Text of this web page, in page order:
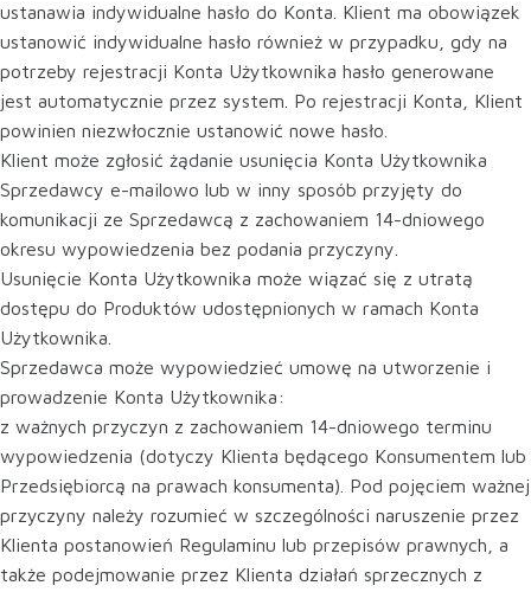
ustanawia indywidualne hasło do Konta. Klient ma obowiązek
ustanowić indywidualne hasło również w przypadku, gdy na
potrzeby rejestracji Konta Użytkownika hasło generowane
jest automatycznie przez system. Po rejestracji Konta, Klient
powinien niezwłocznie ustanowić nowe hasło.
Klient może zgłosić żądanie usunięcia Konta Użytkownika
Sprzedawcy e-mailowo lub w inny sposób przyjęty do
komunikacji ze Sprzedawcą z zachowaniem 14-dniowego
okresu wypowiedzenia bez podania przyczyny.
Usunięcie Konta Użytkownika może wiązać się z utratą
dostępu do Produktów udostępnionych w ramach Konta
Użytkownika.
Sprzedawca może wypowiedzieć umowę na utworzenie i
prowadzenie Konta Użytkownika:
z ważnych przyczyn z zachowaniem 14-dniowego terminu
wypowiedzenia (dotyczy Klienta będącego Konsumentem lub
Przedsiębiorcą na prawach konsumenta). Pod pojęciem ważnej
przyczyny należy rozumieć w szczególności naruszenie przez
Klienta postanowień Regulaminu lub przepisów prawnych, a
także podejmowanie przez Klienta działań sprzecznych z